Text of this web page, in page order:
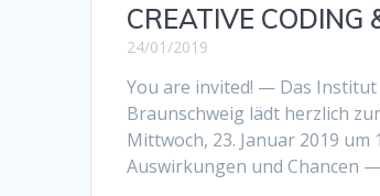
CREATIVE CODING
24/01/2019
You are invited! — Das Institut
Braunschweig lädt herzlich
Mittwoch, 23. Januar 2019
Auswirkungen und Chancen